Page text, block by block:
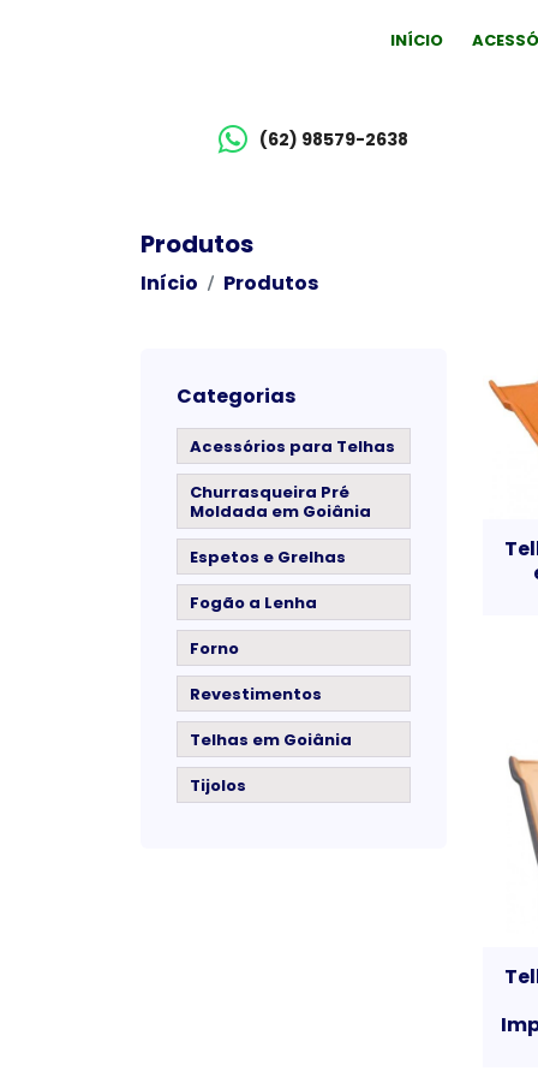
INÍCIO
(62) 98579-2638
Produtos
Início Produtos
Categorias
Acessórios para Telhas
Churrasqueira Pré
Moldada em Goiânia
Espetos e Grelhas
Fogão a Lenha
Forno
Revestimentos
Telhas em Goiânia
Tijolos